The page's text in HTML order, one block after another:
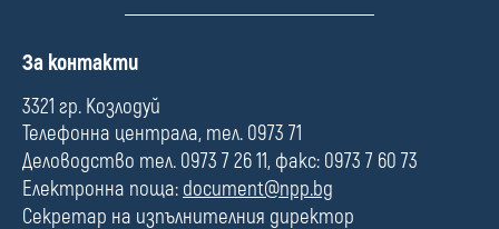
П
л
е
За контакти
3321 гр. Козлодуй
Телефонна централа, тел. 0973 71
Деловодство тел. 0973 7 26 11, факс: 0973 7 60 73
Електронна поща: document@npp.bg
Секретар на изпълнителния директор